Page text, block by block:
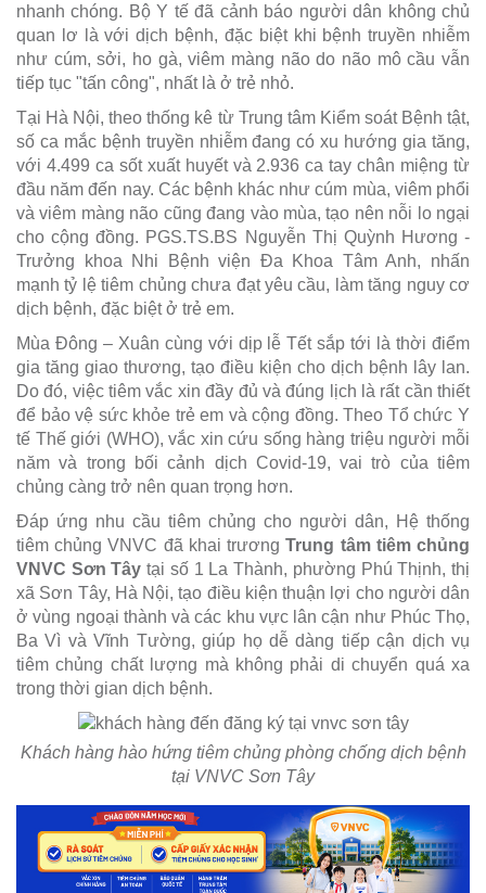
nhanh chóng. Bộ Y tế đã cảnh báo người dân không chủ
quan lơ là với dịch bệnh, đặc biệt khi bệnh truyền nhiễm
như cúm, sởi, ho gà, viêm màng não do não mô cầu vẫn
tiếp tục "tấn công", nhất là ở trẻ nhỏ.
Tại Hà Nội, theo thống kê từ Trung tâm Kiểm soát Bệnh tật,
số ca mắc bệnh truyền nhiễm đang có xu hướng gia tăng,
với 4.499 ca sốt xuất huyết và 2.936 ca tay chân miệng từ
đầu năm đến nay. Các bệnh khác như cúm mùa, viêm phổi
và viêm màng não cũng đang vào mùa, tạo nên nỗi lo ngại
cho cộng đồng. PGS.TS.BS Nguyễn Thị Quỳnh Hương -
Trưởng khoa Nhi Bệnh viện Đa Khoa Tâm Anh, nhấn
mạnh tỷ lệ tiêm chủng chưa đạt yêu cầu, làm tăng nguy cơ
dịch bệnh, đặc biệt ở trẻ em.
Mùa Đông – Xuân cùng với dịp lễ Tết sắp tới là thời điểm
gia tăng giao thương, tạo điều kiện cho dịch bệnh lây lan.
Do đó, việc tiêm vắc xin đầy đủ và đúng lịch là rất cần thiết
để bảo vệ sức khỏe trẻ em và cộng đồng. Theo Tổ chức Y
tế Thế giới (WHO), vắc xin cứu sống hàng triệu người mỗi
năm và trong bối cảnh dịch Covid-19, vai trò của tiêm
chủng càng trở nên quan trọng hơn.
Đáp ứng nhu cầu tiêm chủng cho người dân, Hệ thống
tiêm chủng VNVC đã khai trươngTrung tâm tiêm chủng
VNVC Sơn Tây tại số 1 La Thành, phường Phú Thịnh, thị
xã Sơn Tây, Hà Nội, tạo điều kiện thuận lợi cho người dân
ở vùng ngoại thành và các khu vực lân cận như Phúc Thọ,
Ba Vì và Vĩnh Tường, giúp họ dễ dàng tiếp cận dịch vụ
tiêm chủng chất lượng mà không phải di chuyển quá xa
trong thời gian dịch bệnh.
Khách hàng hào hứng tiêm chủng phòng chống dịch bệnh
tại VNVC Sơn Tây